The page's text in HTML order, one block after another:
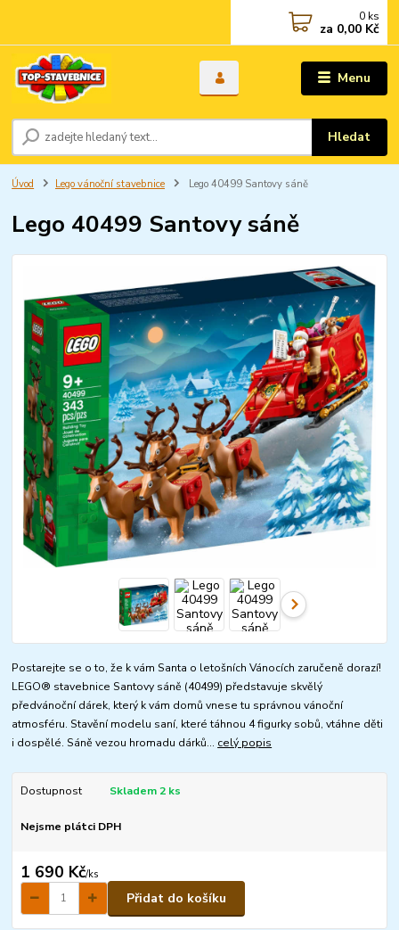
Menu
Hledat
0 ks
za 0,00 Kč
Úvod Lego vánoční stavebnice Lego 40499 Santovy sáně
Lego 40499 Santovy sáně
Postarejte se o to, že k vám Santa o letošních Vánocích zaručeně dorazí!
LEGO® stavebnice Santovy sáně (40499) představuje skvělý
předvánoční dárek, který k vám domů vnese tu správnou vánoční
atmosféru. Stavění modelu saní, které táhnou 4 figurky sobů, vtáhne děti
i dospělé. Sáně vezou hromadu dárků... celý popis
Dostupnost Skladem 2 ks
Nejsme plátci DPH
1 690 Kč/ks
Přidat do košíku